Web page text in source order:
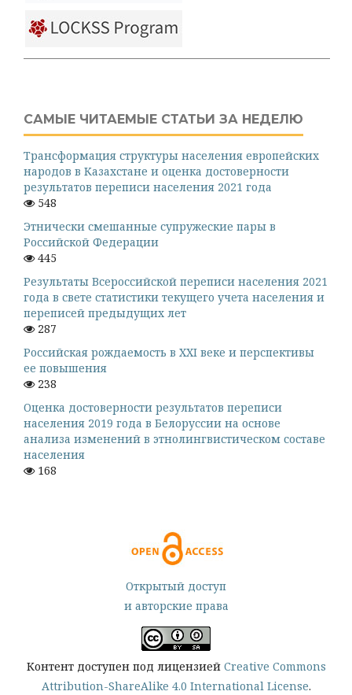
САМЫЕ ЧИТАЕМЫЕ СТАТЬИ ЗА НЕДЕЛЮ
Трансформация структуры населения европейских
народов в Казахстане и оценка достоверности
результатов переписи населения 2021 года
548
Этнически смешанные супружеские пары в
Российской Федерации
445
Результаты Всероссийской переписи населения 2021
года в свете статистики текущего учета населения и
переписей предыдущих лет
287
Российская рождаемость в XXI веке и перспективы
ее повышения
238
Оценка достоверности результатов переписи
населения 2019 года в Белоруссии на основе
анализа изменений в этнолингвистическом составе
населения
168
Открытый доступ
и авторские права
Контент доступен под лицензией Creative Commons
Attribution-ShareAlike 4.0 International License.